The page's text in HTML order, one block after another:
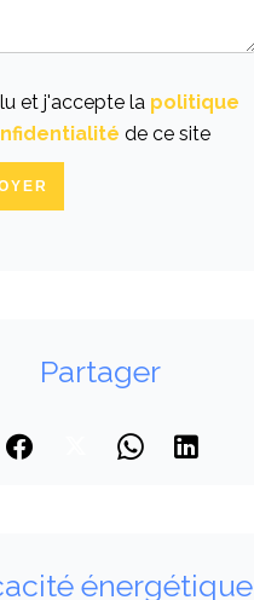
lu et j'accepte la politique
de ce site
Partager
énergétique